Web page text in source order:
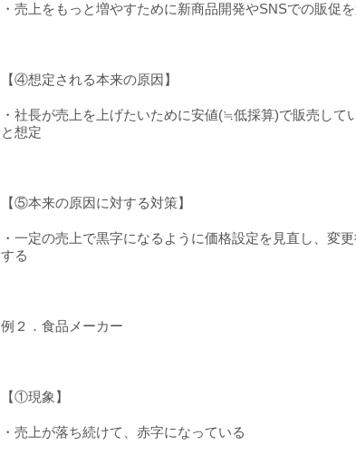
・売上をもっと増やすために新商品開発やSNSでの販促
【④想定される本来の原因】
・社長が売上を上げたいために安値(≒低採算)で販売して
と想定
【⑤本来の原因に対する対策】
・一定の売上で黒字になるように価格設定を見直し、変
する
例２．食品メーカー
【①現象】
・売上が落ち続けて、赤字になっている